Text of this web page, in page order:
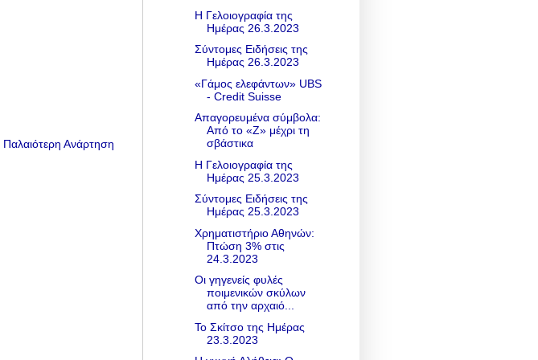
Παλαιότερη Ανάρτηση
Η Γελοιογραφία της
Ημέρας 26.3.2023
Σύντομες Ειδήσεις της
Ημέρας 26.3.2023
«Γάμος ελεφάντων» UBS
- Credit Suisse
Απαγορευμένα σύμβολα:
Από το «Z» μέχρι τη
σβάστικα
Η Γελοιογραφία της
Ημέρας 25.3.2023
Σύντομες Ειδήσεις της
Ημέρας 25.3.2023
Χρηματιστήριο Αθηνών:
Πτώση 3% στις
24.3.2023
Οι γηγενείς φυλές
ποιμενικών σκύλων
από την αρχαιό...
Το Σκίτσο της Ημέρας
23.3.2023